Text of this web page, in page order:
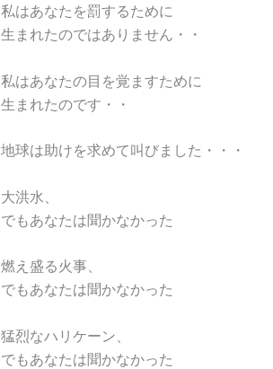
私はあなたを罰するために
生まれたのではありません・・
私はあなたの目を覚ますために
生まれたのです・・
地球は助けを求めて叫びました・・・
大洪水、
でもあなたは聞かなかった
燃え盛る火事、
でもあなたは聞かなかった
猛烈なハリケーン、
でもあなたは聞かなかった